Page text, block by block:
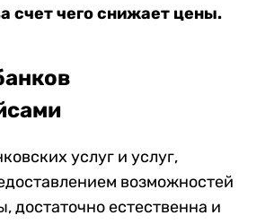
счет чего снижает цены.
услуг и услуг,
возможностей
достаточно естественна и